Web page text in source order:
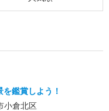
鑑賞しよう！
小倉北区